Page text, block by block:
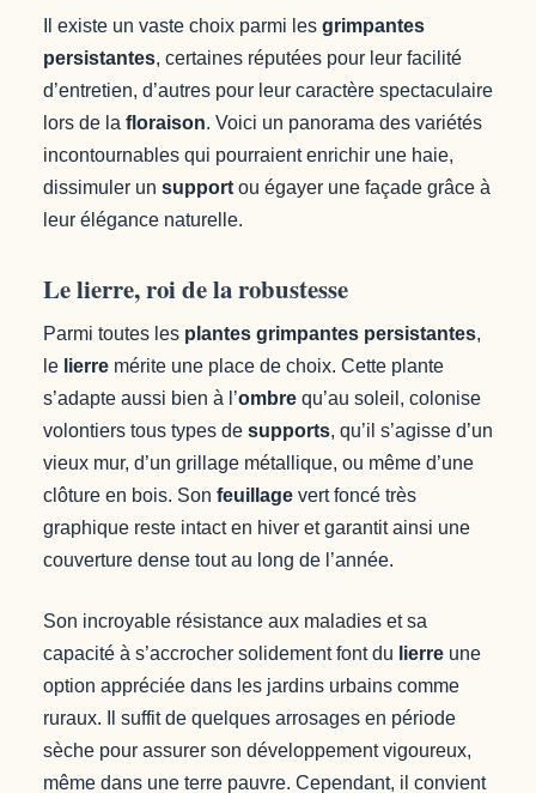
Il existe un vaste choix parmi les grimpantes
persistantes, certaines réputées pour leur facilité
d’entretien, d’autres pour leur caractère spectaculaire
lors de la floraison. Voici un panorama des variétés
incontournables qui pourraient enrichir une haie,
dissimuler un support ou égayer une façade grâce à
leur élégance naturelle.
Le lierre, roi de la robustesse
Parmi toutes les plantes grimpantes persistantes,
le lierre mérite une place de choix. Cette plante
s’adapte aussi bien à l’ombre qu’au soleil, colonise
volontiers tous types de supports, qu’il s’agisse d’un
vieux mur, d’un grillage métallique, ou même d’une
clôture en bois. Son feuillage vert foncé très
graphique reste intact en hiver et garantit ainsi une
couverture dense tout au long de l’année.
Son incroyable résistance aux maladies et sa
capacité à s’accrocher solidement font du lierre une
option appréciée dans les jardins urbains comme
ruraux. Il suffit de quelques arrosages en période
sèche pour assurer son développement vigoureux,
même dans une terre pauvre. Cependant, il convient